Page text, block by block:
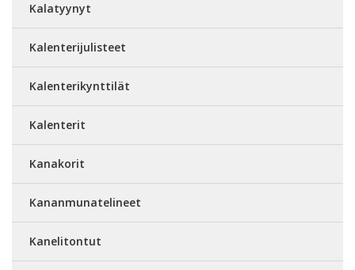
Kalatyynyt
Kalenterijulisteet
Kalenterikynttilät
Kalenterit
Kanakorit
Kananmunatelineet
Kanelitontut